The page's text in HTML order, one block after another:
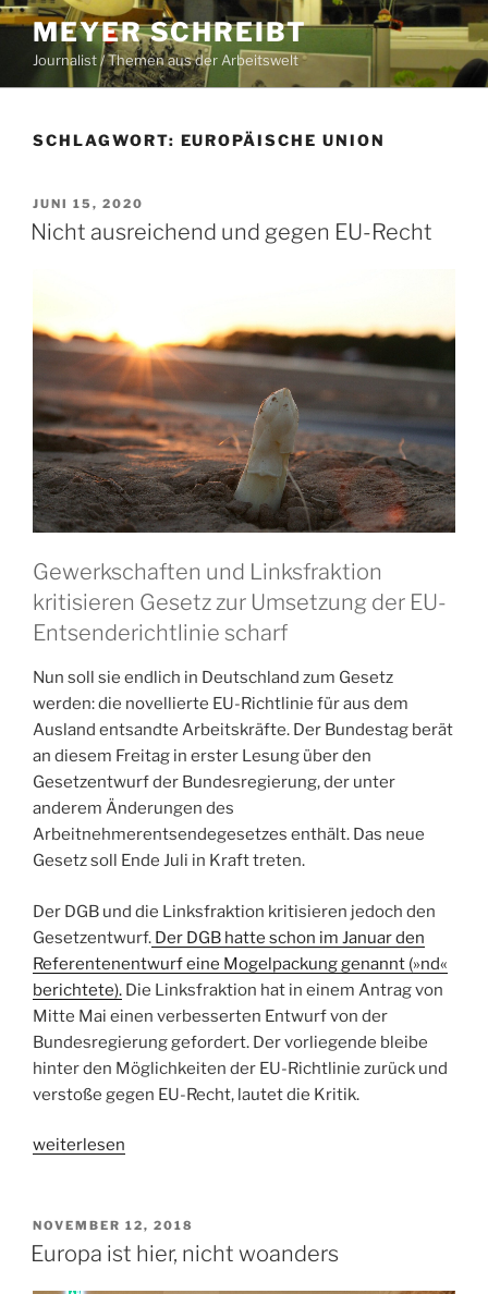
Zum
Inhalt
springen
MEYER SCHREIBT
Journalist / Themen aus der Arbeitswelt
SCHLAGWORT: EUROPÄISCHE UNION
VERÖFFENTLICHT
AM
JUNI 15, 2020
Nicht ausreichend und gegen EU-Recht
Gewerkschaften und Linksfraktion
kritisieren Gesetz zur Umsetzung der EU-
Entsenderichtlinie scharf
Nun soll sie endlich in Deutschland zum Gesetz
werden: die novellierte EU-Richtlinie für aus dem
Ausland entsandte Arbeitskräfte. Der Bundestag berät
an diesem Freitag in erster Lesung über den
Gesetzentwurf der Bundesregierung, der unter
anderem Änderungen des
Arbeitnehmerentsendegesetzes enthält. Das neue
Gesetz soll Ende Juli in Kraft treten.
Der DGB und die Linksfraktion kritisieren jedoch den
Gesetzentwurf. Der DGB hatte schon im Januar den
Referentenentwurf eine Mogelpackung genannt (»nd«
berichtete). Die Linksfraktion hat in einem Antrag von
Mitte Mai einen verbesserten Entwurf von der
Bundesregierung gefordert. Der vorliegende bleibe
hinter den Möglichkeiten der EU-Richtlinie zurück und
verstoße gegen EU-Recht, lautet die Kritik.
„Nicht
gegen
EU-
weiterlesen
VERÖFFENTLICHT
AM
NOVEMBER 12, 2018
Europa ist hier, nicht woanders